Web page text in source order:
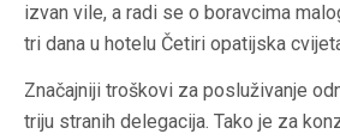
izvan vile, a radi se o boravcima
tri dana u hotelu Četiri opatijska
Značajniji troškovi za posluživanje
triju stranih delegacija. Tako je za